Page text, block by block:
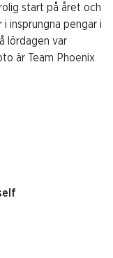
start på året och
insprungna pengar i
lördagen var
är Team Phoenix